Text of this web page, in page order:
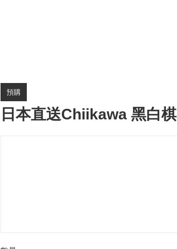
預購
日本直送Chiikawa 黑白棋